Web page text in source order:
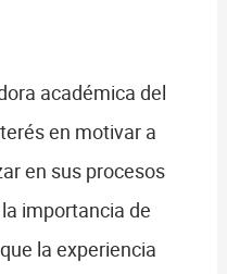
académica del
en motivar a
en sus procesos
importancia de
la experiencia